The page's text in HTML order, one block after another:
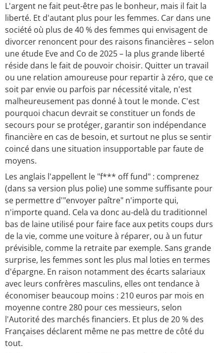
L'argent ne fait peut-être pas le bonheur, mais il fait la
liberté. Et d'autant plus pour les femmes. Car dans une
société où plus de 40 % des femmes qui envisagent de
divorcer renoncent pour des raisons financières – selon
une étude Eve and Co de 2025 – la plus grande liberté
réside dans le fait de pouvoir choisir. Quitter un travail
ou une relation amoureuse pour repartir à zéro, que ce
soit par envie ou parfois par nécessité vitale, n'est
malheureusement pas donné à tout le monde. C'est
pourquoi chacun devrait se constituer un fonds de
secours pour se protéger, garantir son indépendance
financière en cas de besoin, et surtout ne plus se sentir
coincé dans une situation insupportable par faute de
moyens.
Les anglais l'appellent le "f*** off fund" : comprenez
(dans sa version plus polie) une somme suffisante pour
se permettre d'"envoyer paître" n'importe qui,
n'importe quand. Cela va donc au-delà du traditionnel
bas de laine utilisé pour faire face aux petits coups durs
de la vie, comme une voiture à réparer, ou à un futur
prévisible, comme la retraite par exemple. Sans grande
surprise, les femmes sont les plus mal loties en termes
d'épargne. En raison notamment des écarts salariaux
avec leurs confrères masculins, elles ont tendance à
économiser beaucoup moins : 210 euros par mois en
moyenne contre 280 pour ces messieurs, selon
l'Autorité des marchés financiers. Et plus de 20 % des
Françaises déclarent même ne pas mettre de côté du
tout.